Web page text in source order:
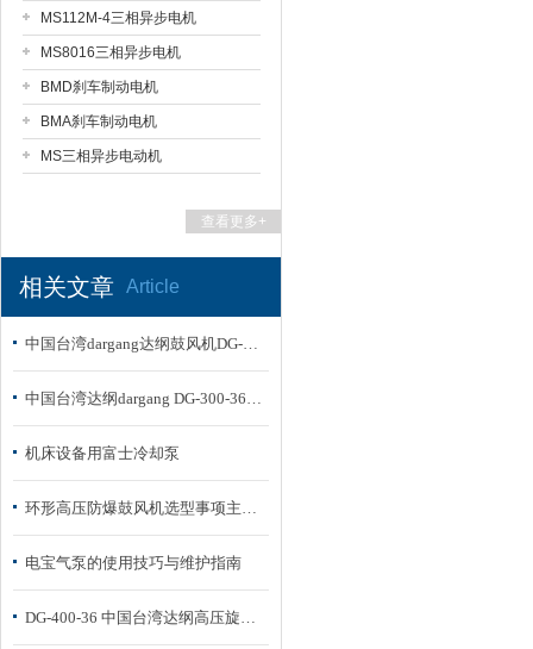
MS112M-4三相异步电机
MS8016三相异步电机
BMD刹车制动电机
BMA刹车制动电机
MS三相异步电动机
查看更多+
相关文章 Article
中国台湾dargang达纲鼓风机DG-600-36高清实物图
中国台湾达纲dargang DG-300-36 高压鼓风机性能使用方法
机床设备用富士冷却泵
环形高压防爆鼓风机选型事项主要故障及原因
电宝气泵的使用技巧与维护指南
DG-400-36 中国台湾达纲高压旋涡气泵选型